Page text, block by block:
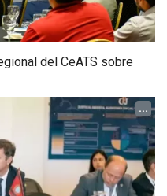
del CeATS sobre
...